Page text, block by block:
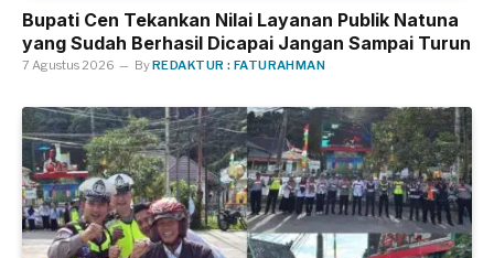
Bupati Cen Tekankan Nilai Layanan Publik Natuna
yang Sudah Berhasil Dicapai Jangan Sampai Turun
7 Agustus 2026 ByREDAKTUR : FATURAHMAN